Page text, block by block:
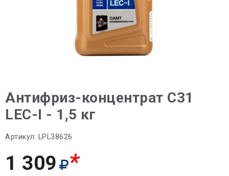
Антифриз-концентрат C31
LEC-I - 1,5 кг
Артикул: LPL38626
1 309 *